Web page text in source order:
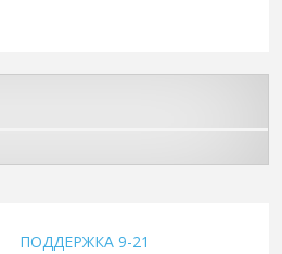
ПОДДЕРЖКА 9-21